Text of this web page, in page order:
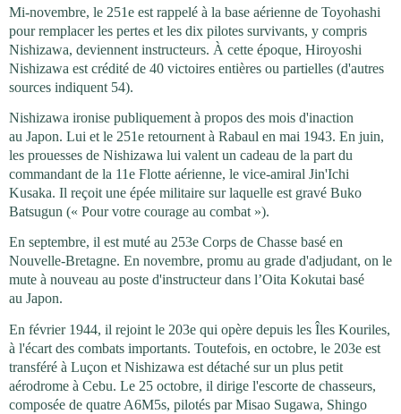
Mi-novembre, le 251e est rappelé à la base aérienne de Toyohashi
pour remplacer les pertes et les dix pilotes survivants, y compris
Nishizawa, deviennent instructeurs. À cette époque, Hiroyoshi
Nishizawa est crédité de 40 victoires entières ou partielles (d'autres
sources indiquent 54).
Nishizawa ironise publiquement à propos des mois d'inaction
au Japon. Lui et le 251e retournent à Rabaul en mai 1943. En juin,
les prouesses de Nishizawa lui valent un cadeau de la part du
commandant de la 11e Flotte aérienne, le vice-amiral Jin'Ichi
Kusaka. Il reçoit une épée militaire sur laquelle est gravé Buko
Batsugun (« Pour votre courage au combat »).
En septembre, il est muté au 253e Corps de Chasse basé en
Nouvelle-Bretagne. En novembre, promu au grade d'adjudant, on le
mute à nouveau au poste d'instructeur dans l’Oita Kokutai basé
au Japon.
En février 1944, il rejoint le 203e qui opère depuis les Îles Kouriles,
à l'écart des combats importants. Toutefois, en octobre, le 203e est
transféré à Luçon et Nishizawa est détaché sur un plus petit
aérodrome à Cebu. Le 25 octobre, il dirige l'escorte de chasseurs,
composée de quatre A6M5s, pilotés par Misao Sugawa, Shingo